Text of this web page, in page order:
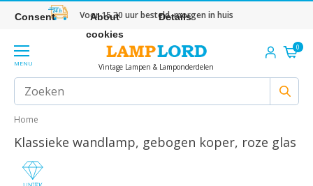
Voor 15.30 uur besteld, morgen in huis
MENU Vintage Lampen & Lamponderdelen
0
Home
Klassieke wandlamp, gebogen koper, roze glas
Consent
About
cookies
Details